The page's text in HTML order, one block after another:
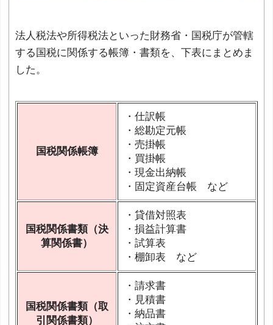
法人税法や所得税法といった財務省・国税庁が管轄
する国税に関係する帳簿・書類を、下表にまとめま
した。
国税関係帳簿
・仕訳帳
・総勘定元帳
・売掛帳
・買掛帳
・現金出納帳
・固定資産台帳 など
国税関係書類（決
算関係書）
・貸借対照表
・損益計算書
・試算表
・棚卸表 など
国税関係書類（取
引関係書類）
・請求書
・見積書
・納品書